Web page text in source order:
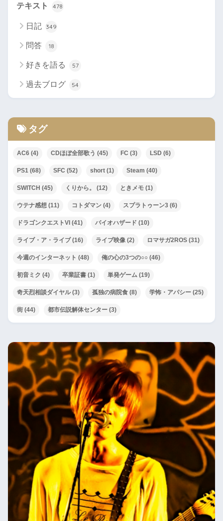
テキスト 478
日記 349
問答 18
好きを語る 57
過去ブログ 54
タグ
AC6 (4) CDほぼ全部歌う (45) FC (3) LSD (6)
PS1 (68) SFC (52) short (1) Steam (40)
SWITCH (45) くりから。 (12) ときメモ (1)
ウテナ感想 (11) コトダマン (4) スプラトゥーン3 (6)
ドラゴンクエストVI (41) バイオハザード (10)
ライブ・ア・ライブ(16) ライブ映像 (2) ロマサガ2ROS (31)
今週のインターネット (48) 俺の心の3つの○○ (46)
初音ミク (4) 卒業証書 (1) 単発ゲーム (19)
奇天烈相談ダイヤル(3) 孤独の病院食 (8) 学怖・アパシー (25)
街 (44) 都市伝説解体センター (3)